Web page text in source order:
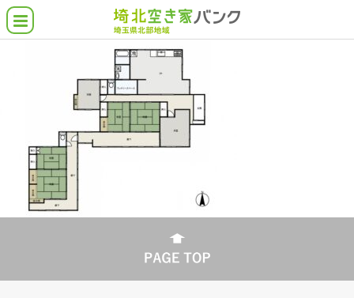
空き家バンクとは
埼北の空き家物件
借りたい・買いたい
貸したい・売りたい
各市町の支援施策
よくある質問
協力業者について